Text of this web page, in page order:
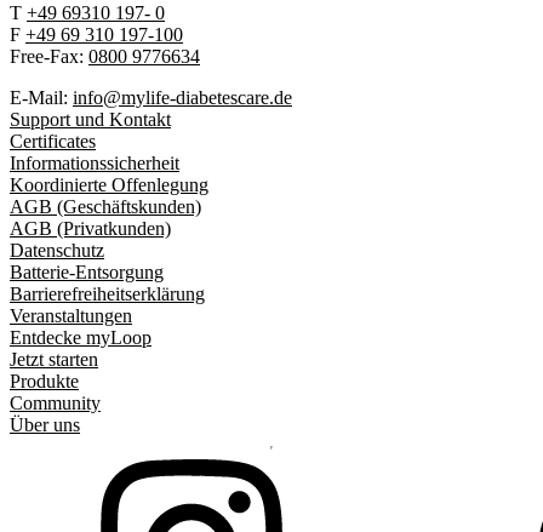
T +49 69310 197- 0
F +49 69 310 197-100
Free-Fax: 0800 9776634
E-Mail: info@mylife-diabetescare.de
Support und Kontakt
Certificates
Informationssicherheit
Koordinierte Offenlegung
AGB (Geschäftskunden)
AGB (Privatkunden)
Datenschutz
Batterie-Entsorgung
Barrierefreiheitserklärung
Veranstaltungen
Entdecke myLoop
Jetzt starten
Produkte
Community
Über uns